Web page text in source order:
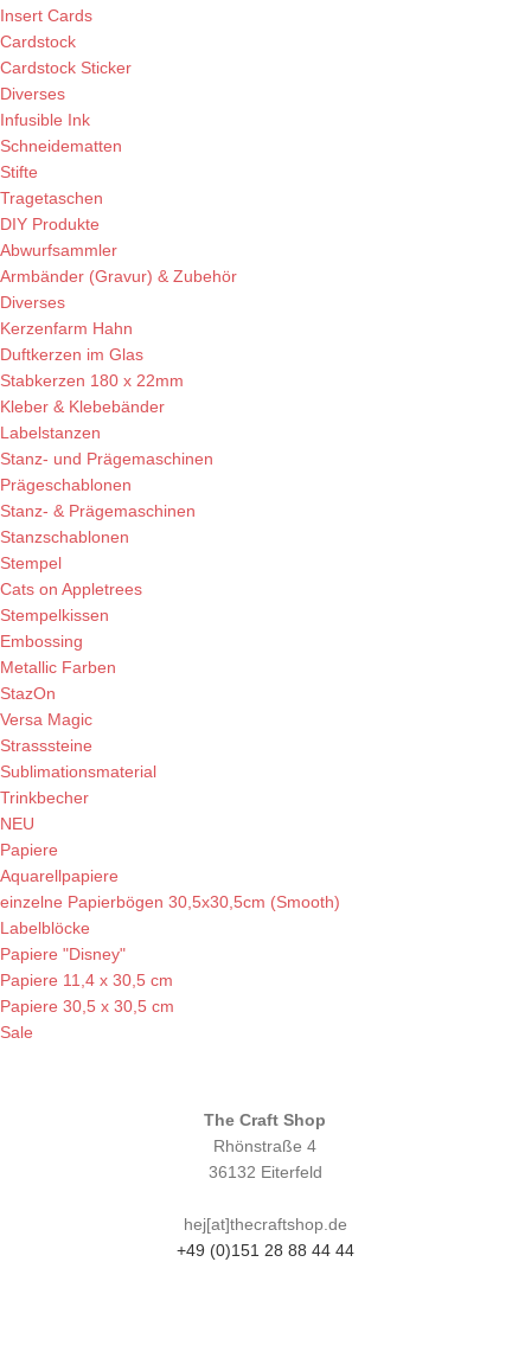
Insert Cards
Cardstock
Cardstock Sticker
Diverses
Infusible Ink
Schneidematten
Stifte
Tragetaschen
DIY Produkte
Abwurfsammler
Armbänder (Gravur) & Zubehör
Diverses
Kerzenfarm Hahn
Duftkerzen im Glas
Stabkerzen 180 x 22mm
Kleber & Klebebänder
Labelstanzen
Stanz- und Prägemaschinen
Prägeschablonen
Stanz- & Prägemaschinen
Stanzschablonen
Stempel
Cats on Appletrees
Stempelkissen
Embossing
Metallic Farben
StazOn
Versa Magic
Strasssteine
Sublimationsmaterial
Trinkbecher
NEU
Papiere
Aquarellpapiere
einzelne Papierbögen 30,5x30,5cm (Smooth)
Labelblöcke
Papiere "Disney"
Papiere 11,4 x 30,5 cm
Papiere 30,5 x 30,5 cm
Sale
The Craft Shop
Rhönstraße 4
36132 Eiterfeld
hej[at]thecraftshop.de
+49 (0)151 28 88 44 44